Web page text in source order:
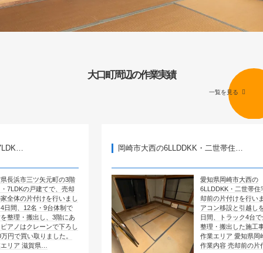
大口町周辺の作業実績
一覧を見る
元町の3階
で、売却
を行いまし
9台体制で
、3階にあ
ンで下ろし
ました。
…
岡崎市大西の6LLDDKK・二世帯住…
愛知県岡崎市大西の
6LLDDKK・二世帯住宅で、売
却前の片付けを行いました。エ
アコン移設と引越しを含めて4
日間、トラック4台で全部屋を
整理・搬出した施工事例です。
作業エリア 愛知県岡崎市大西
作業内容 売却前の片付け …